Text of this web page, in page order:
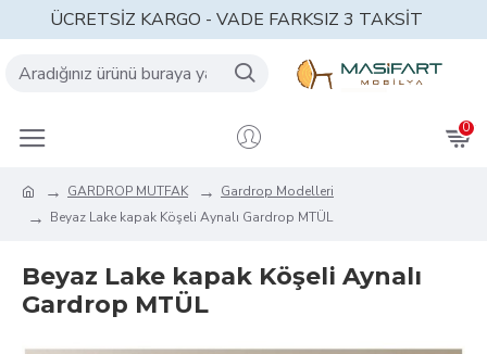
ÜCRETSİZ KARGO - VADE FARKSIZ 3 TAKSİT
0
GARDROP MUTFAK
Gardrop Modelleri
Beyaz Lake kapak Köşeli Aynalı Gardrop MTÜL
Beyaz Lake kapak Köşeli Aynalı
Gardrop MTÜL